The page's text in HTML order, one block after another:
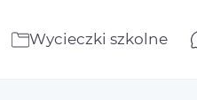
Wycieczki szkolne